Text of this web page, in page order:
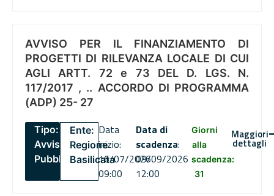
AVVISO PER IL FINANZIAMENTO DI
PROGETTI DI RILEVANZA LOCALE DI CUI
AGLI ARTT. 72 e 73 DEL D. LGS. N.
117/2017 , .. ACCORDO DI PROGRAMMA
(ADP) 25- 27
Tipo:
Avviso
Pubblico
Ente:
Regione
Basilicata
Data
inizio:
16/07/2026
09:00
Data di
scadenza:
09/09/2026
12:00
Giorni
alla
scadenza:
31
Maggiori
dettagli